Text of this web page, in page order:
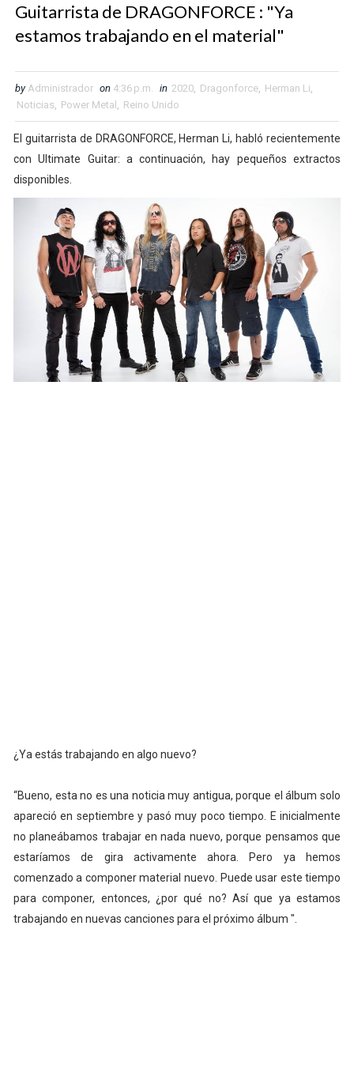
Guitarrista de DRAGONFORCE : "Ya
estamos trabajando en el material"
by Administrador on 4:36 p.m. in 2020, Dragonforce, Herman Li,
Noticias, Power Metal , Reino Unido
El guitarrista de DRAGONFORCE, Herman Li, habló recientemente
con Ultimate Guitar: a continuación, hay pequeños extractos
disponibles.
¿Ya estás trabajando en algo nuevo?
“Bueno, esta no es una noticia muy antigua, porque el álbum solo
apareció en septiembre y pasó muy poco tiempo. E inicialmente
no planeábamos trabajar en nada nuevo, porque pensamos que
estaríamos de gira activamente ahora. Pero ya hemos
comenzado a componer material nuevo. Puede usar este tiempo
para componer, entonces, ¿por qué no? Así que ya estamos
trabajando en nuevas canciones para el próximo álbum ".